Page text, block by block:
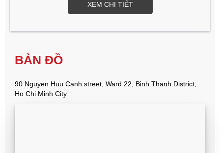
XEM CHI TIẾT
BẢN ĐỒ
90 Nguyen Huu Canh street, Ward 22, Binh Thanh District,
Ho Chi Minh City